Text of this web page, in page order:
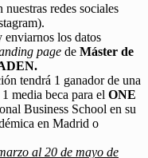
redes sociales
los datos
page de Máster de
tendrá 1 ganador de una
media beca para el ONE
Business School en su
en Madrid o
al 20 de mayo de